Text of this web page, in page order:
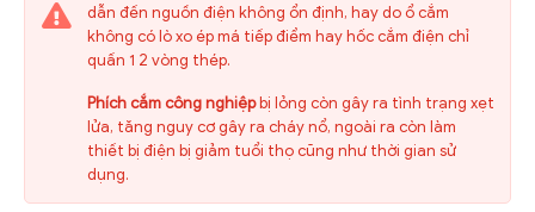
dẫn đến nguồn điện không ổn định, hay do ổ cắm
không có lò xo ép má tiếp điểm hay hốc cắm điện chỉ
quấn 1 2 vòng thép.
Phích cắm công nghiệpbị lỏng còn gây ra tình trạng xẹt
lửa, tăng nguy cơ gây ra cháy nổ, ngoài ra còn làm
thiết bị điện bị giảm tuổi thọ cũng như thời gian sử
dụng.